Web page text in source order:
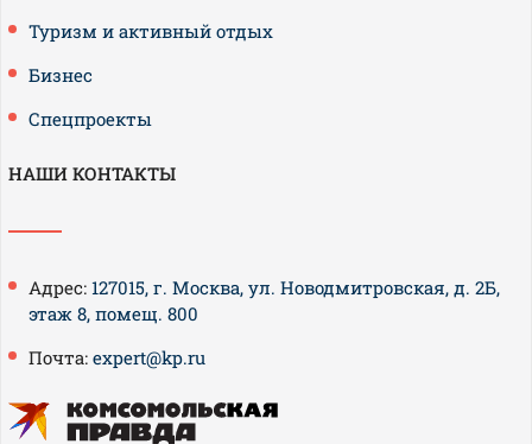
Туризм и активный отдых
Бизнес
Спецпроекты
НАШИ КОНТАКТЫ
Адрес: 127015, г. Москва, ул. Новодмитровская, д. 2Б,
этаж 8, помещ. 800
Почта: expert@kp.ru